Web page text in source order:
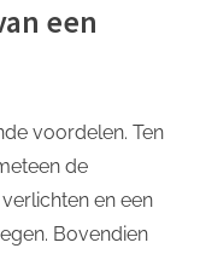
een
voordelen. Ten
de
en een
Bovendien